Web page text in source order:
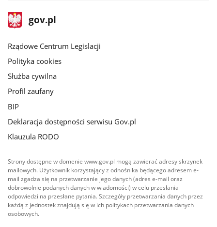
stopka
gov.plStrona
gov.pl
Rządowe Centrum Legislacji
Polityka cookies
Służba cywilna
Profil zaufany
BIP
Deklaracja dostępności serwisu Gov.pl
Klauzula RODO
Strony dostępne w domenie www.gov.pl mogą zawierać adresy skrzynek
mailowych. Użytkownik korzystający z odnośnika będącego adresem e-
mail zgadza się na przetwarzanie jego danych (adres e-mail oraz
dobrowolnie podanych danych w wiadomości) w celu przesłania
odpowiedzi na przesłane pytania. Szczegóły przetwarzania danych przez
każdą z jednostek znajdują się w ich politykach przetwarzania danych
osobowych.